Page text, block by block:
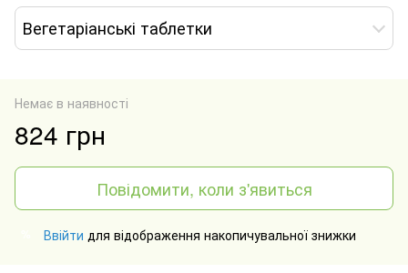
Вегетаріанські таблетки
Немає в наявності
824 грн
Повідомити, коли з'явиться
Ввійти для відображення накопичувальної знижки